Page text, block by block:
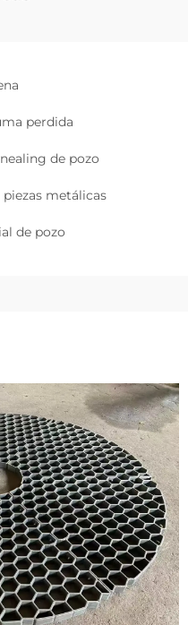
perdida
de pozo
metálicas
de pozo